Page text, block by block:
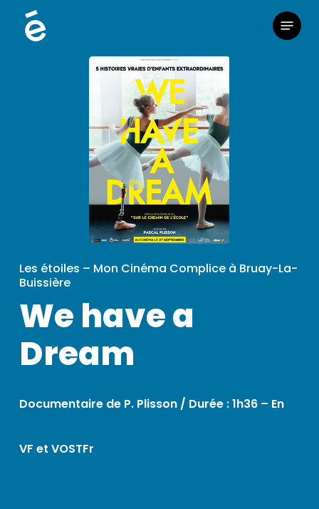
Menu
Les étoiles – Mon Cinéma Complice à Bruay-La-
Buissière
We have a
Dream
Documentaire de P. Plisson / Durée : 1h36 – En
VF et VOSTFr